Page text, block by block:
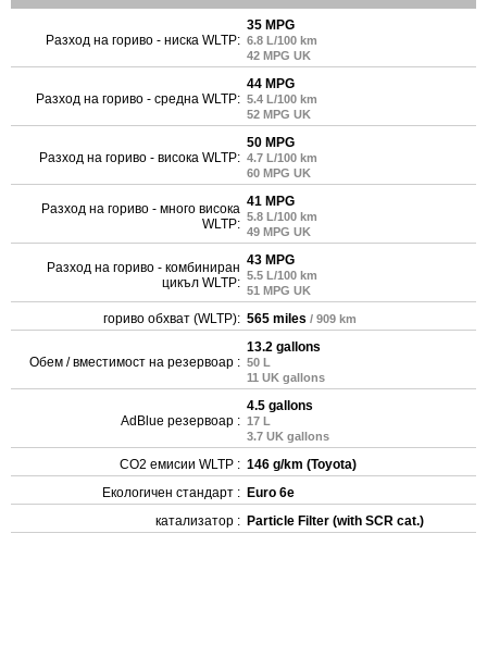
Разход на гориво - ниска WLTP:
35 MPG
6.8 L/100 km
42 MPG UK
Разход на гориво - средна WLTP:
44 MPG
5.4 L/100 km
52 MPG UK
Разход на гориво - висока WLTP:
50 MPG
4.7 L/100 km
60 MPG UK
Разход на гориво - много висока
WLTP:
41 MPG
5.8 L/100 km
49 MPG UK
Разход на гориво - комбиниран
цикъл WLTP:
43 MPG
5.5 L/100 km
51 MPG UK
гориво обхват (WLTP): 565 miles / 909 km
Обем / вместимост на резервоар :
13.2 gallons
50 L
11 UK gallons
AdBlue резервоар :
4.5 gallons
17 L
3.7 UK gallons
CO2 емисии WLTP : 146 g/km (Toyota)
Екологичен стандарт : Euro 6e
катализатор : Particle Filter (with SCR cat.)